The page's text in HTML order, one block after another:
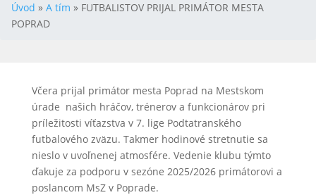
Úvod » A tím » FUTBALISTOV PRIJAL PRIMÁTOR MESTA
POPRAD
Včera prijal primátor mesta Poprad na Mestskom
úrade našich hráčov, trénerov a funkcionárov pri
príležitosti víťazstva v 7. lige Podtatranského
futbalového zväzu. Takmer hodinové stretnutie sa
nieslo v uvoľnenej atmosfére. Vedenie klubu týmto
ďakuje za podporu v sezóne 2025/2026 primátorovi a
poslancom MsZ v Poprade.